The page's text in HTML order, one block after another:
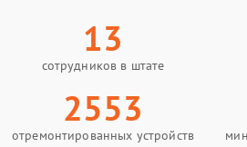
13
сотрудников в штате
2553
отремонтированных устройств